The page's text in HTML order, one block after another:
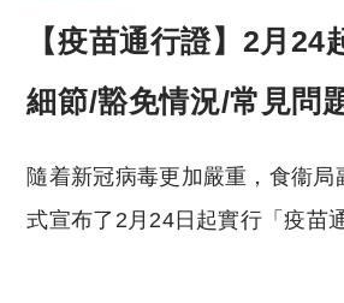
【疫苗通行證】2月24
細節/豁免情況/常見問
隨着新冠病毒更加嚴重，食衞局
式宣布了2月24日起實行「疫苗